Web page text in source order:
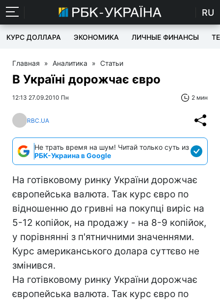
RU
КУРС ДОЛЛАРА ЭКОНОМИКА ЛИЧНЫЕ ФИНАНСЫ
Главная » Аналитика » Статьи
В Україні дорожчає євро
12:13 27.09.2010 Пн 2 мин
RBC.UA
Не трать время на шум! Читай только суть из
РБК-Украина в Google
На готівковому ринку України дорожчає
європейська валюта. Так курс євро по
відношенню до гривні на покупці виріс на
5-12 копійок, на продажу - на 8-9 копійок,
у порівнянні з п'ятничними значеннями.
Курс американського долара суттєво не
змінився.
На готівковому ринку України дорожчає
європейська валюта. Так курс євро по